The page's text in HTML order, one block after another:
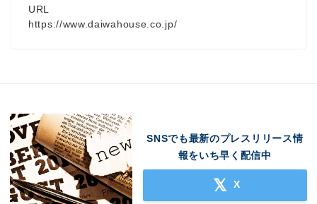
URL
https://www.daiwahouse.co.jp/
SNSでも最新のプレスリリース情
報をいち早く配信中
X